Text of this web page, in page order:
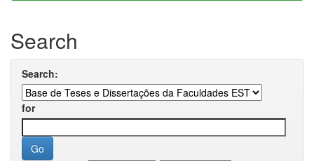
Search
Search:
for